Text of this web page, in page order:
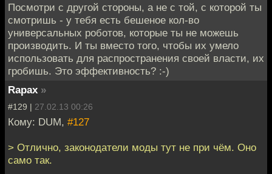
Посмотри с другой стороны, а не с той, с которой ты
смотришь - у тебя есть бешеное кол-во
универсальных роботов, которые ты не можешь
производить. И ты вместо того, чтобы их умело
использовать для распространения своей власти, их
гробишь. Это эффективность? :-)
Rapax »
#129 | 27.02.13 00:26
Кому: DUM, #127
> Отлично, законодатели моды тут не при чём. Оно
само так.